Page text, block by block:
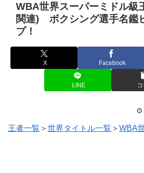
WBA世界スーパーミドル級
関連) ボクシング選手名鑑
プ！
X Facebook
LINE
王者一覧 ＞ 世界タイトル一覧 ＞ WBA